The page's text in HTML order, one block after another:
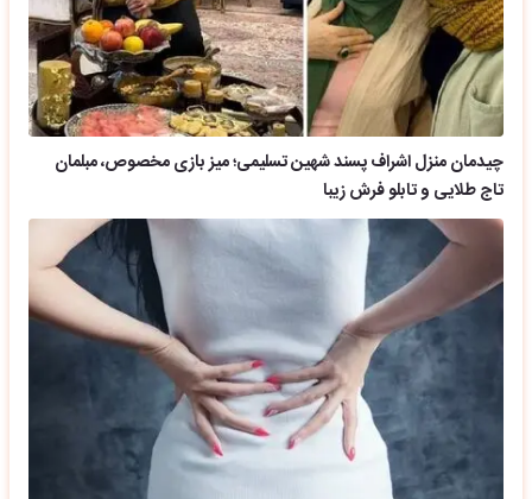
چیدمان منزل اشراف پسند شهین تسلیمی؛ میز بازی مخصوص، مبلمان
تاج طلایی و تابلو فرش زیبا